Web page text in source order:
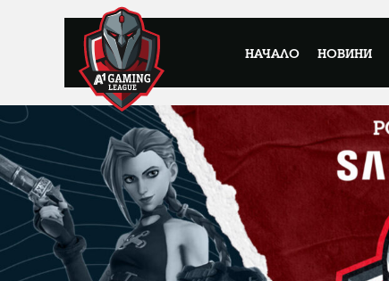
НАЧАЛО НОВИНИ